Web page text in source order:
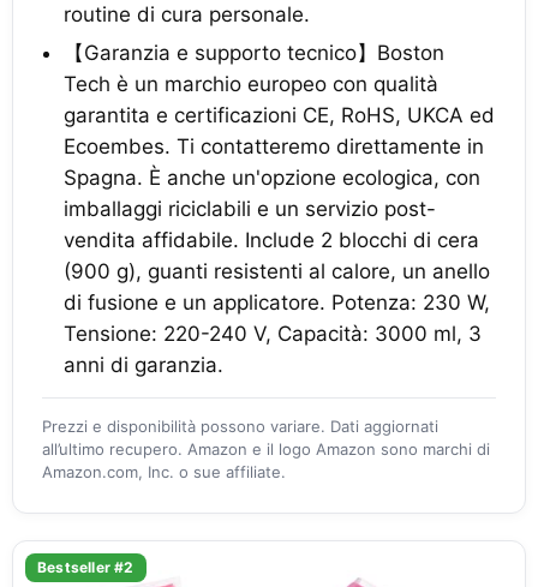
routine di cura personale.
【Garanzia e supporto tecnico】Boston
Tech è un marchio europeo con qualità
garantita e certificazioni CE, RoHS, UKCA ed
Ecoembes. Ti contatteremo direttamente in
Spagna. È anche un'opzione ecologica, con
imballaggi riciclabili e un servizio post-
vendita affidabile. Include 2 blocchi di cera
(900 g), guanti resistenti al calore, un anello
di fusione e un applicatore. Potenza: 230 W,
Tensione: 220-240 V, Capacità: 3000 ml, 3
anni di garanzia.
Prezzi e disponibilità possono variare. Dati aggiornati
all’ultimo recupero. Amazon e il logo Amazon sono marchi di
Amazon.com, Inc. o sue affiliate.
Bestseller #2